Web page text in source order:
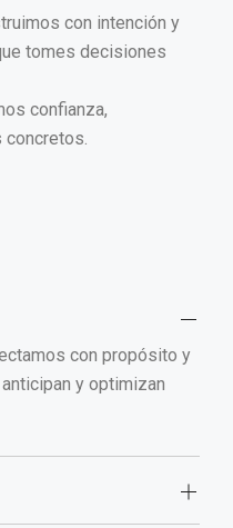
con intención y
tomes decisiones
confianza,
concretos.
con propósito y
y optimizan